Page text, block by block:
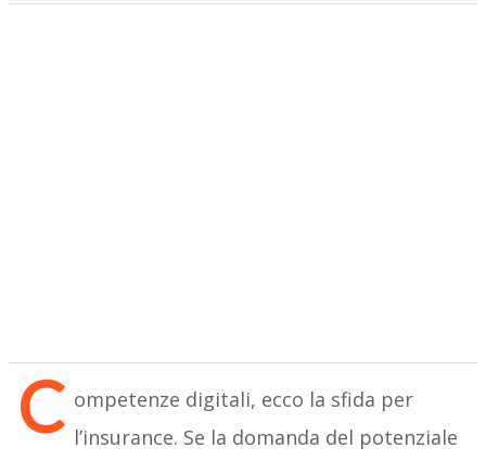
C ompetenze digitali, ecco la sfida per
l’insurance. Se la domanda del potenziale